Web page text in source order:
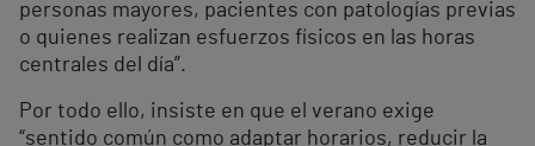
personas mayores, pacientes con patologías previas
o quienes realizan esfuerzos físicos en las horas
centrales del día”.
Por todo ello, insiste en que el verano exige
“sentido común como adaptar horarios, reducir la